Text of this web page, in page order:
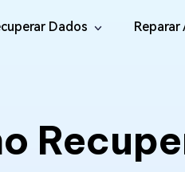
Dados
Recuperar Arquivos Apagados de Win
Reparar